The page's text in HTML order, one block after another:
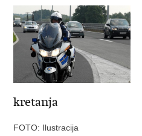
kretanja
FOTO: Ilustracija